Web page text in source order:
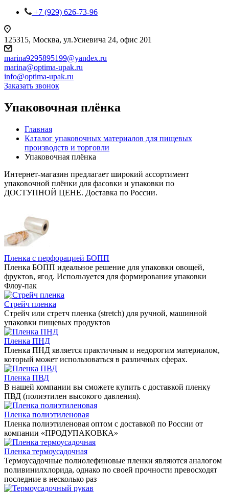
+7 (929) 626-73-96
125315, Москва, ул.Усиевича 24, офис 201
marina9295895199@yandex.ru
marina@optima-upak.ru
info@optima-upak.ru
Заказать звонок
Упаковочная плёнка
Главная
Каталог упаковочных материалов для пищевых
производств и торговли
Упаковочная плёнка
Интернет-магазин предлагает широкий ассортимент
упаковочной плёнки для фасовки и упаковки по
ДОСТУПНОЙ ЦЕНЕ. Доставка по России.
Пленка с перфорацией БОПП
Пленка БОПП идеальное решение для упаковки овощей,
фруктов, ягод. Используется для формирования упаковки
Флоу-пак
Стрейч пленка
Стрейч или стретч пленка (stretch) для ручной, машинной
упаковки пищевых продуктов
Пленка ПНД
Пленка ПНД является практичным и недорогим материалом,
который может использоваться в различных сферах.
Пленка ПВД
В нашей компании вы сможете купить с доставкой пленку
ПВД (полиэтилен высокого давления).
Пленка полиэтиленовая
Пленка полиэтиленовая оптом с доставкой по России от
компании «ПРОДУПАКОВКА»
Пленка термоусадочная
Термоусадочные полиолефиновые пленки являются аналогом
поливинилхлорида, однако по своей прочности превосходят
последние в несколько раз